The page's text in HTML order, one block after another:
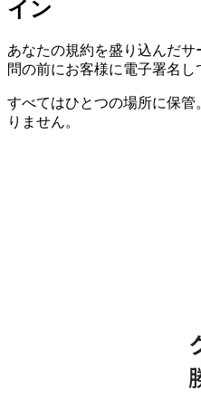
イン
あなたの規約を盛り込んだ
問の前にお客様に電子署名し
すべてはひとつの場所に保
りません。